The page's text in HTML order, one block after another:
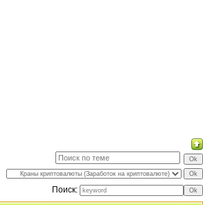
Поиск: